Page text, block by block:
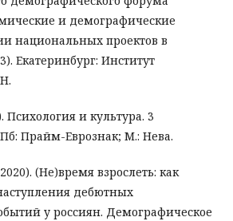
и демографические
национальных проектов в
Екатеринбург: Институт
и культура. 3
Прайм-Еврознак; М.: Нева.
(Не)время взрослеть: как
дебютных
у россиян. Демографическое